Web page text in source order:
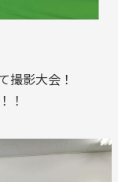
撮影大会！
！